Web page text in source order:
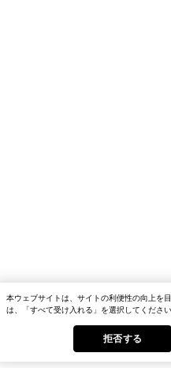
本ウェブサイトは、サイトの利便性の向上を
は、「すべて受け入れる」を選択してくださ
拒否する